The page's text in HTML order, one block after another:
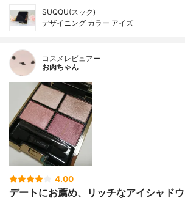
SUQQU(スック)
デザイニング カラー アイズ
コスメレビュアー
お肉ちゃん
4.00
デートにお薦め、リッチなアイシャドウ